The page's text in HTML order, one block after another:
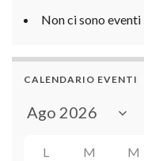
Non ci sono eventi
CALENDARIO EVENTI
L M M